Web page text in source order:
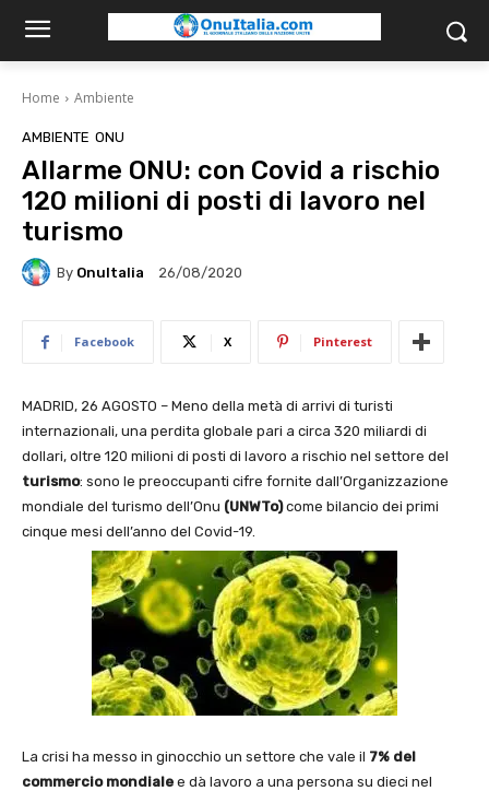
Home Ambiente
AMBIENTE ONU
Allarme ONU: con Covid a rischio
120 milioni di posti di lavoro nel
turismo
By OnuItalia 26/08/2020
Facebook X Pinterest
MADRID, 26 AGOSTO – Meno della metà di arrivi di turisti
internazionali, una perdita globale pari a circa 320 miliardi di
dollari, oltre 120 milioni di posti di lavoro a rischio nel settore del
turismo: sono le preoccupanti cifre fornite dall’Organizzazione
mondiale del turismo dell’Onu (UNWTo)come bilancio dei primi
cinque mesi dell’anno del Covid-19.
La crisi ha messo in ginocchio un settore che vale il 7% del
commercio mondiale e dà lavoro a una persona su dieci nel